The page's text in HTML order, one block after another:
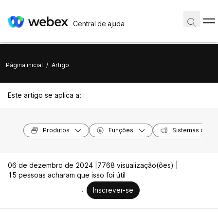
Central de ajuda
Página inicial / Artigo
Este artigo se aplica a:
Produtos Funções Sistemas
06 de dezembro de 2024 | 7768 visualização(ões) |
15 pessoas acharam que isso foi útil
Inscrever-se